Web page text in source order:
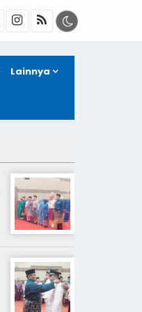
Lainnya